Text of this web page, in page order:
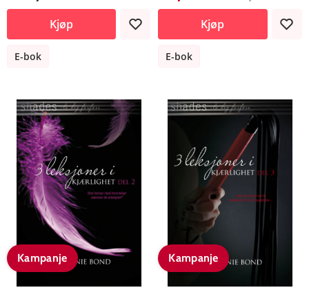
Kjøp
E-bok
Kjøp
E-bok
Kampanje Kampanje